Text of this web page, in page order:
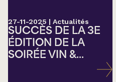
27-11-2025 | Actualités
SUCCÈS DE LA 3E
ÉDITION DE LA
SOIRÉE VIN &...